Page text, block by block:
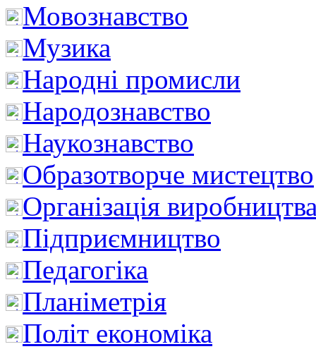
Мовознавство
Музика
Народні промисли
Народознавство
Наукознавство
Образотворче мистецтво
Організація
Підприємництво
Педагогіка
Планіметрія
Політ економіка